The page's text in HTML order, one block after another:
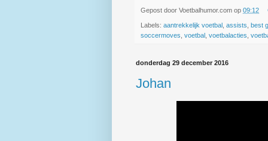
Gepost door Voetbalhumor.com op 09:12
Labels: aantrekkelijk voetbal assists best
soccermoves voetbal voetbalacties
donderdag 29 december 2016
Johan